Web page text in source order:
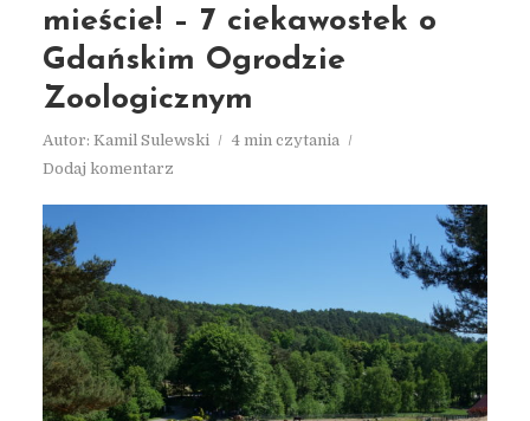
mieście! – 7 ciekawostek o
Gdańskim Ogrodzie
Zoologicznym
Autor: Kamil Sulewski
4 min czytania
Dodaj komentarz